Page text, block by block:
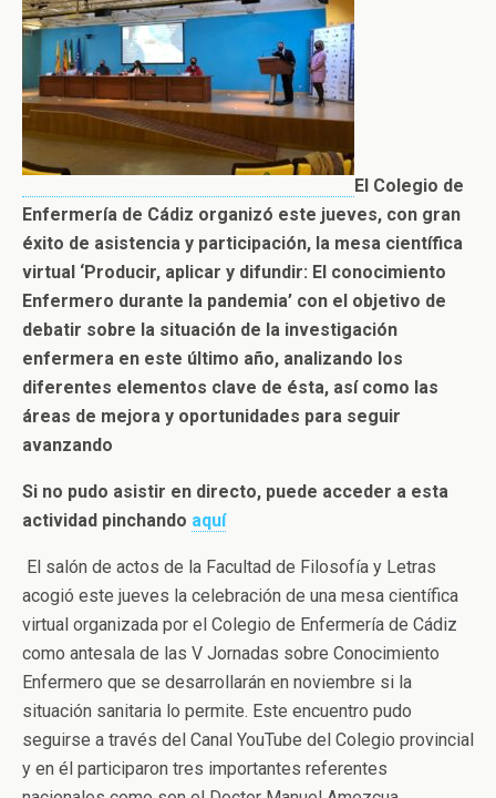
El Colegio de
Enfermería de Cádiz organizó este jueves, con gran
éxito de asistencia y participación, la mesa científica
virtual ‘Producir, aplicar y difundir: El conocimiento
Enfermero durante la pandemia’ con el objetivo de
debatir sobre la situación de la investigación
enfermera en este último año, analizando los
diferentes elementos clave de ésta, así como las
áreas de mejora y oportunidades para seguir
avanzando
Si no pudo asistir en directo, puede acceder a esta
actividad pinchando aquí
El salón de actos de la Facultad de Filosofía y Letras
acogió este jueves la celebración de una mesa científica
virtual organizada por el Colegio de Enfermería de Cádiz
como antesala de las V Jornadas sobre Conocimiento
Enfermero que se desarrollarán en noviembre si la
situación sanitaria lo permite. Este encuentro pudo
seguirse a través del Canal YouTube del Colegio provincial
y en él participaron tres importantes referentes